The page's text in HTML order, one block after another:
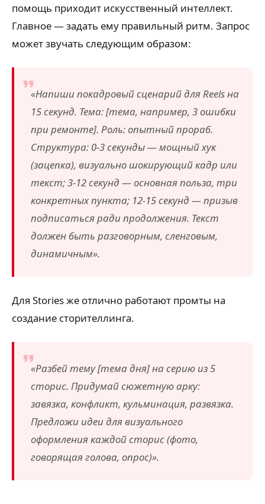
помощь приходит искусственный интеллект.
Главное — задать ему правильный ритм. Запрос
может звучать следующим образом:
«Напиши покадровый сценарий для Reels на
15 секунд. Тема: [тема, например, 3 ошибки
при ремонте]. Роль: опытный прораб.
Структура: 0-3 секунды — мощный хук
(зацепка), визуально шокирующий кадр или
текст; 3-12 секунд — основная польза, три
конкретных пункта; 12-15 секунд — призыв
подписаться ради продолжения. Текст
должен быть разговорным, сленговым,
динамичным».
Для Stories же отлично работают промты на
создание сторителлинга.
«Разбей тему [тема дня] на серию из 5
сторис. Придумай сюжетную арку:
завязка, конфликт, кульминация, развязка.
Предложи идеи для визуального
оформления каждой сторис (фото,
говорящая голова, опрос)».